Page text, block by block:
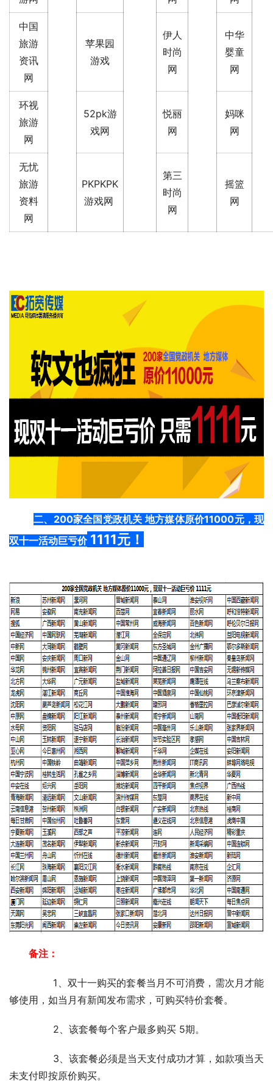
中国
旅游
资讯
网
苹果园
游戏
伊人
时尚
网
中华
婴童
网
环视
旅游
网
52pk游
戏网
悦丽
网
妈咪
网
无忧
旅游
资料
网
PKPKPK
游戏网
第三
时尚
网
摇篮
网
二、200家全国党政机关 地方媒体原价11000元，现
双十一活动巨亏价 1111元！
备注：
够使用，如当月有新闻发布需求，可购买特价套餐。
	　　2、该套餐每个客户最多购买 5期。
未支付即按原价购买。